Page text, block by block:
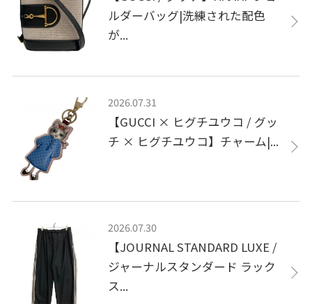
ルダーバッグ|洗練された配色
が...
2026.07.31
【GUCCI × ヒグチユウコ / グッ
チ × ヒグチユウコ】チャーム|...
2026.07.30
【JOURNAL STANDARD LUXE /
ジャーナルスタンダード ラック
ス...